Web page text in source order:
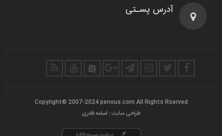
آدرس پسـتی
Copyright© 2007-2024 penous.com All Rights Rserved
طراحی سایت : اسامه قادری